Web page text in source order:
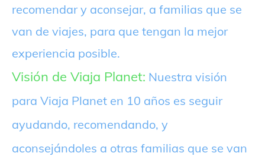
recomendar y aconsejar, a familias que se
van de viajes, para que tengan la mejor
experiencia posible.
Visión de Viaja Planet: Nuestra visión
para Viaja Planet en 10 años es seguir
ayudando, recomendando, y
aconsejándoles a otras familias que se van